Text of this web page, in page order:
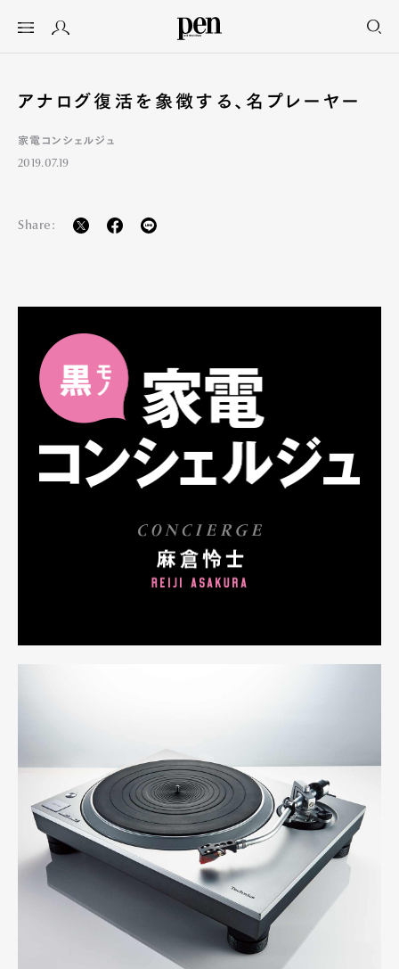
アナログ復活を象徴する、名プレーヤー
家電コンシェルジュ
2019.07.19
Share: